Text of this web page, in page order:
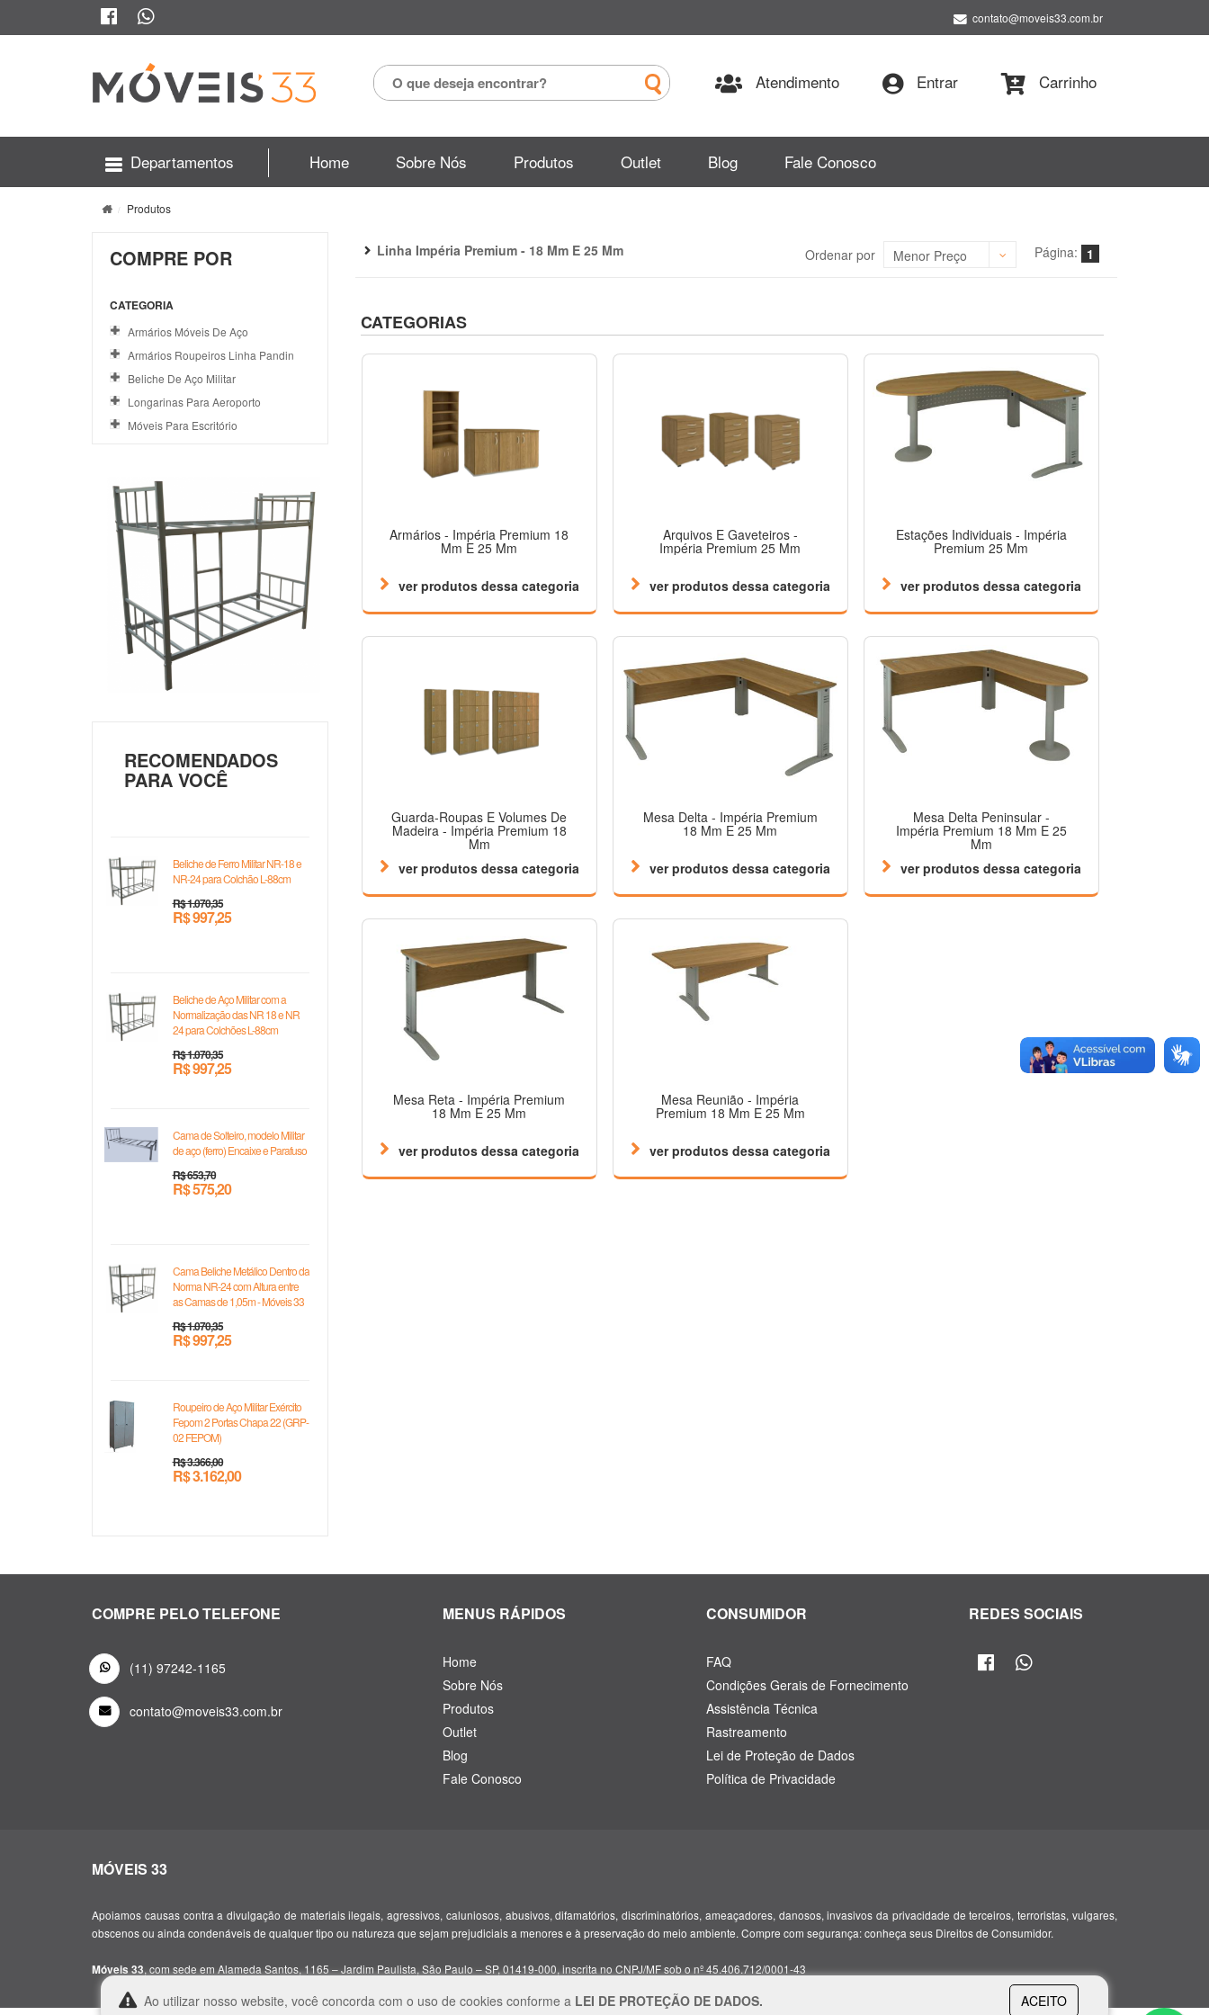
contato@moveis33.com.br
Atendimento Entrar Carrinho
Departamentos Home Sobre Nós Produtos Outlet Blog Fale Conosco
Produtos
COMPRE POR
CATEGORIA
Armários Móveis De Aço
Armários Roupeiros Linha Pandin
Beliche De Aço Militar
Longarinas Para Aeroporto
Móveis Para Escritório
RECOMENDADOS
PARA VOCÊ
Beliche de Ferro Militar NR-18 e
NR-24 para Colchão L-88cm
R$ 1.070,35
R$ 997,25
Beliche de Aço Militar com a
Normalização das NR 18 e NR
24 para Colchões L-88cm
R$ 1.070,35
R$ 997,25
Cama de Solteiro, modelo Militar
de aço (ferro) Encaixe e Parafuso
R$ 653,70
R$ 575,20
Cama Beliche Metálico Dentro da
Norma NR-24 com Altura entre
as Camas de 1,05m - Móveis 33
R$ 1.070,35
R$ 997,25
Roupeiro de Aço Militar Exército
Fepom 2 Portas Chapa 22 (GRP-
02 FEPOM)
R$ 3.366,00
R$ 3.162,00
Linha Impéria Premium - 18 Mm E 25 Mm Página: 1
Ordenar por Menor Preço
CATEGORIAS
Armários - Impéria Premium 18
Mm E 25 Mm
ver produtos dessa categoria
Arquivos E Gaveteiros -
Impéria Premium 25 Mm
ver produtos dessa categoria
Estações Individuais - Impéria
Premium 25 Mm
ver produtos dessa categoria
Guarda-Roupas E Volumes De
Madeira - Impéria Premium 18
Mm
ver produtos dessa categoria
Mesa Delta - Impéria Premium
18 Mm E 25 Mm
ver produtos dessa categoria
Mesa Delta Peninsular -
Impéria Premium 18 Mm E 25
Mm
ver produtos dessa categoria
Mesa Reta - Impéria Premium
18 Mm E 25 Mm
ver produtos dessa categoria
Mesa Reunião - Impéria
Premium 18 Mm E 25 Mm
ver produtos dessa categoria
COMPRE PELO TELEFONE
(11) 97242-1165
contato@moveis33.com.br
MENUS RÁPIDOS
Home
Sobre Nós
Produtos
Outlet
Blog
Fale Conosco
CONSUMIDOR
FAQ
Condições Gerais de Fornecimento
Assistência Técnica
Rastreamento
Lei de Proteção de Dados
Política de Privacidade
REDES SOCIAIS
MÓVEIS 33
Apoiamos causas contra a divulgação de materiais ilegais, agressivos, caluniosos, abusivos, difamatórios, discriminatórios, ameaçadores, danosos, invasivos da privacidade de terceiros, terroristas, vulgares,
obscenos ou ainda condenáveis de qualquer tipo ou natureza que sejam prejudiciais a menores e à preservação do meio ambiente. Compre com segurança: conheça seus Direitos de Consumidor.
Móveis 33, com sede em Alameda Santos, 1165 – Jardim Paulista, São Paulo – SP, 01419-000, inscrita no CNPJ/MF sob o nº 45.406.712/0001-43
Ao utilizar nosso website, você concorda com o uso de cookies conforme a LEI DE PROTEÇÃO DE DADOS. ACEITO